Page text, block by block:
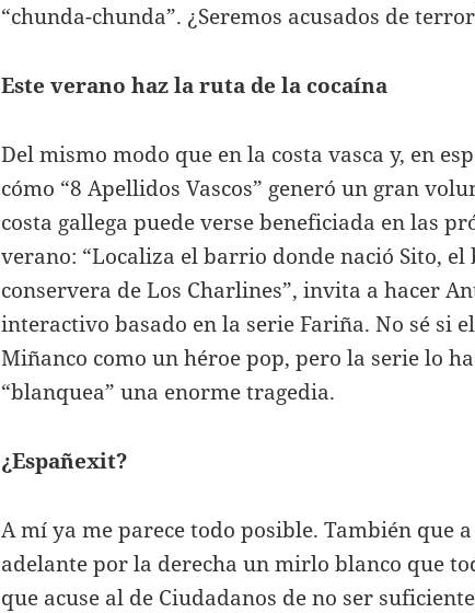
“chunda-chunda”. ¿Seremos acusados de
Este verano haz la ruta de la cocaína
Del mismo modo que en la costa vasca y, en
cómo “8 Apellidos Vascos” generó un gran
costa gallega puede verse beneficiada en las
verano: “Localiza el barrio donde nació Sito, el
conservera de Los Charlines”, invita a hacer
interactivo basado en la serie Fariña. No sé si
Miñanco como un héroe pop, pero la serie lo
“blanquea” una enorme tragedia.
¿Españexit?
A mí ya me parece todo posible. También que
adelante por la derecha un mirlo blanco que
que acuse al de Ciudadanos de no ser